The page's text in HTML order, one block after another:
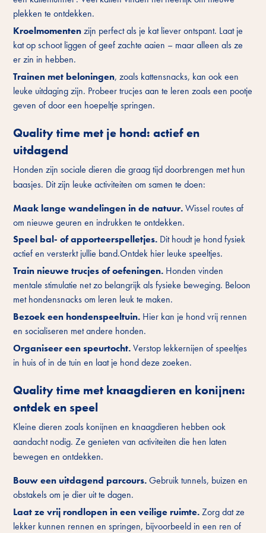
plekken te ontdekken.
Kroelmomentenzijn perfect als je kat liever ontspant. Laat je
kat op schoot liggen of geef zachte aaien – maar alleen als ze
er zin in hebben.
Trainen met beloningen, zoals kattensnacks, kan ook een
leuke uitdaging zijn. Probeer trucjes aan te leren zoals een pootje
geven of door een hoepeltje springen.
Quality time met je hond: actief en
uitdagend
Honden zijn sociale dieren die graag tijd doorbrengen met hun
baasjes. Dit zijn leuke activiteiten om samen te doen:
Maak lange wandelingen in de natuur.Wissel routes af
om nieuwe geuren en indrukken te ontdekken.
Speel bal- of apporteerspelletjes. Dit houdt je hond fysiek
actief en versterkt jullie band.Ontdek hier leuke speeltjes.
Train nieuwe trucjes of oefeningen. Honden vinden
mentale stimulatie net zo belangrijk als fysieke beweging. Beloon
methondensnacksom leren leuk te maken.
Bezoek een hondenspeeltuin. Hier kan je hond vrij rennen
en socialiseren met andere honden.
Organiseer een speurtocht.Verstop lekkernijen of speeltjes
in huis of in de tuin en laat je hond deze zoeken.
Quality time met knaagdieren en konijnen:
ontdek en speel
Kleine dieren zoals konijnen en knaagdieren hebben ook
aandacht nodig. Ze genieten van activiteiten die hen laten
bewegen en ontdekken.
Bouw een uitdagend parcours.Gebruik tunnels, buizen en
obstakels om je dier uit te dagen.
Laat ze vrij rondlopen in een veilige ruimte.Zorg dat ze
lekker kunnen rennen en springen, bijvoorbeeld in een ren of